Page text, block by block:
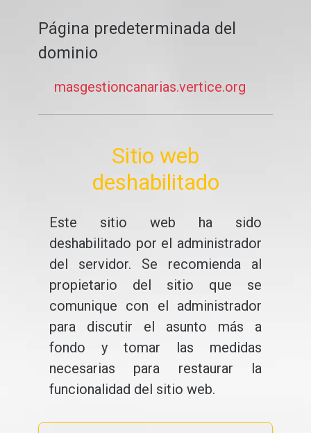
Página predeterminada del
dominio
masgestioncanarias.vertice.org
Sitio web
deshabilitado
Este sitio web ha sido
deshabilitado por el administrador
del servidor. Se recomienda al
propietario del sitio que se
comunique con el administrador
para discutir el asunto más a
fondo y tomar las medidas
necesarias para restaurar la
funcionalidad del sitio web.